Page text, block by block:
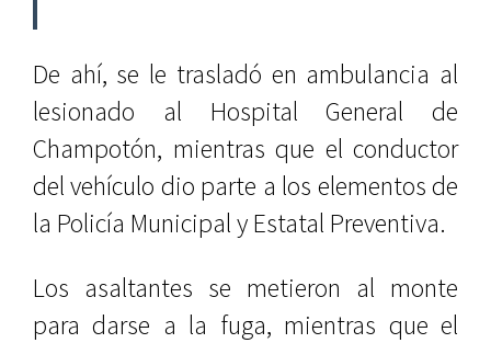
De ahí, se le trasladó en ambulancia al
lesionado al Hospital General de
Champotón, mientras que el conductor
del vehículo dio parte a los elementos de
la Policía Municipal y Estatal Preventiva.
Los asaltantes se metieron al monte
para darse a la fuga, mientras que el